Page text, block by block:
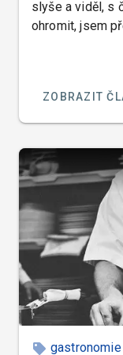
slyše a viděl, s
ohromit, jsem
ZOBRAZIT
gastronomie